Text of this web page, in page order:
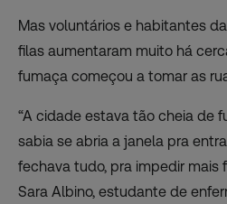
Mas voluntários e habitantes
filas aumentaram muito há
fumaça começou a tomar as
“A cidade estava tão cheia de
sabia se abria a janela pra
fechava tudo, pra impedir mais
Sara Albino, estudante de